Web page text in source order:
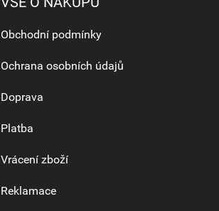
Obchodní podmínky
Ochrana osobních údajů
Doprava
Platba
Vrácení zboží
Reklamace